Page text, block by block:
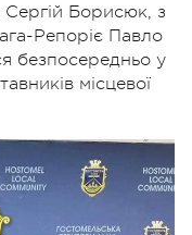
Борисюк, з
Репоріє Павло
безпосередньо у
місцевої